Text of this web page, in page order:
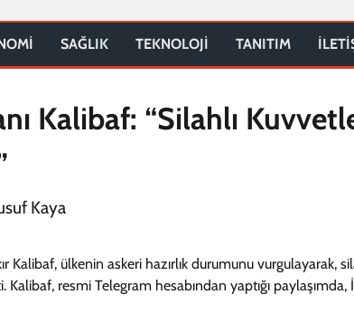
SAĞLIK TEKNOLOJİ TANITIM
Kalibaf: “Silahlı
Kaya
Kalibaf, ülkenin askeri hazırlık durumunu vurgulayarak,
resmi Telegram hesabından yaptığı